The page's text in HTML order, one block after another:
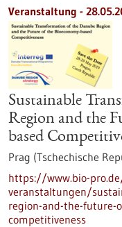
Veranstaltung -
Sustainable
Region and the
based
Prag (Tschechische
https://www.bio-
veranstaltungen/
region-and-the-future-
competitiveness